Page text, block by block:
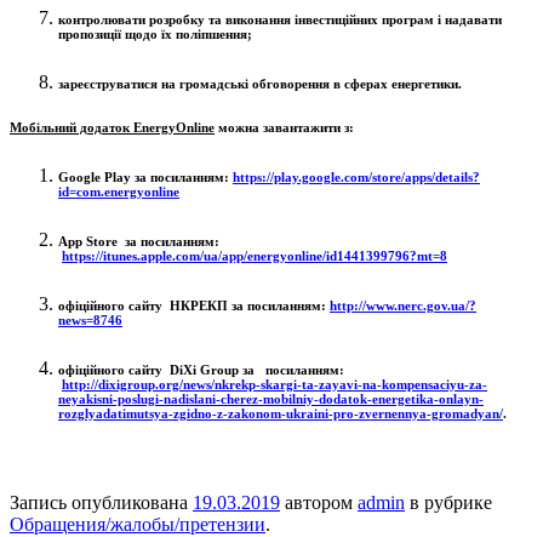
контролювати розробку та виконання інвестиційних програм і надавати
пропозиції щодо їх поліпшення;
зареєструватися на громадські обговорення в сферах енергетики.
Мобільний додаток EnergyOnline можна завантажити з:
Google Play за посиланням: https://play.google.com/store/apps/details?
id=com.energyonline
App Store за посиланням:
https://itunes.apple.com/ua/app/energyonline/id1441399796?mt=8
офіційного сайту НКРЕКП за посиланням: http://www.nerc.gov.ua/?
news=8746
офіційного сайту DiXi Group за посиланням:
http://dixigroup.org/news/nkrekp-skargi-ta-zayavi-na-kompensaciyu-za-
neyakisni-poslugi-nadislani-cherez-mobilniy-dodatok-energetika-onlayn-
rozglyadatimutsya-zgidno-z-zakonom-ukraini-pro-zvernennya-gromadyan/.
Запись опубликована 19.03.2019 автором admin в рубрике
Обращения/жалобы/претензии.